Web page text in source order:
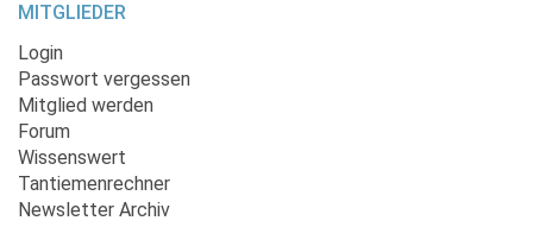
MITGLIEDER
Login
Passwort vergessen
Mitglied werden
Forum
Wissenswert
Tantiemenrechner
Newsletter Archiv